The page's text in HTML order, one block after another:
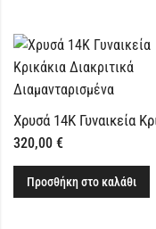
320,00 €
Προσθήκη στο καλάθι